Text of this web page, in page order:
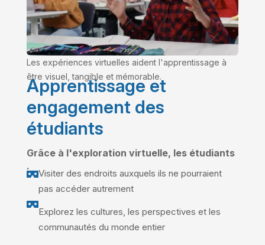
Les expériences virtuelles aident l'apprentissage à
être visuel, tangible et mémorable.
Apprentissage et
engagement des
étudiants
Grâce à l'exploration virtuelle, les étudiants
:
Visiter des endroits auxquels ils ne pourraient
pas accéder autrement

Explorez les cultures, les perspectives et les
communautés du monde entier